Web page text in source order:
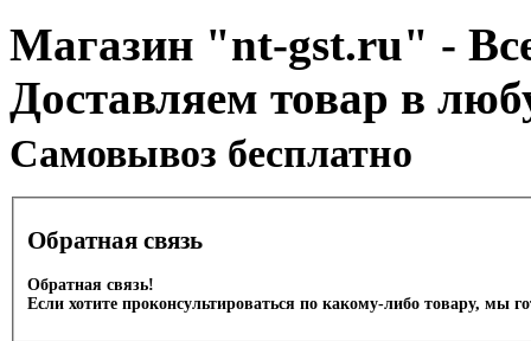
Магазин "nt-gst.ru" -
Доставляем товар в
Cамовывоз бесплатно
Обратная связь
Обратная связь!
Если хотите проконсультироваться по какому-либо товару, мы